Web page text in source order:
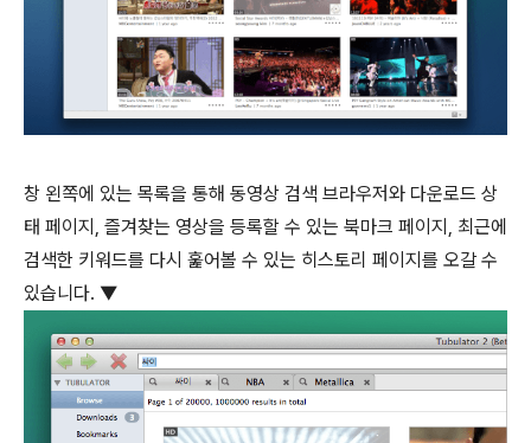
창 왼쪽에 있는 목록을 통해 동영상 검색 브라우저와 다운로드 상
태 페이지, 즐겨찾는 영상을 등록할 수 있는 북마크 페이지, 최근에
검색한 키워드를 다시 훑어볼 수 있는 히스토리 페이지를 오갈 수
있습니다. ▼